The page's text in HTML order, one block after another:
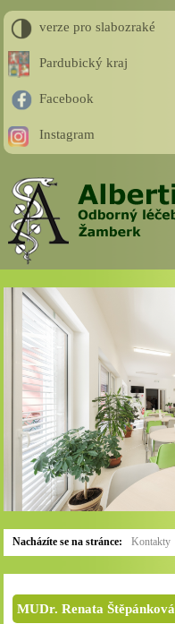
verze pro slabozraké
Pardubický kraj
Facebook
Instagram
Nacházíte se na stránce: Kontakty
MUDr. Renata Štěpánková